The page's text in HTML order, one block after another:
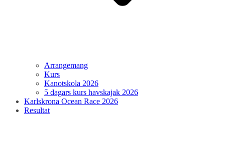
Arrangemang
Kurs
Kanotskola 2026
5 dagars kurs havskajak 2026
Karlskrona Ocean Race 2026
Resultat